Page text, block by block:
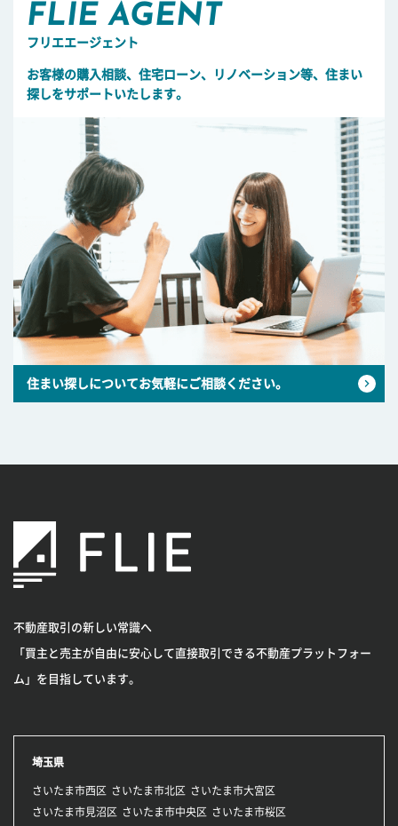
FLIE AGENT
フリエエージェント
お客様の購入相談、住宅ローン、リノベーション等、住まい
探しをサポートいたします。
住まい探しについてお気軽にご相談ください。
不動産取引の新しい常識へ
「買主と売主が自由に安心して直接取引できる不動産プラットフォー
ム」を目指しています。
埼玉県
さいたま市西区 さいたま市北区
さいたま市大宮区
さいたま市見沼区
さいたま市中央区
さいたま市桜区